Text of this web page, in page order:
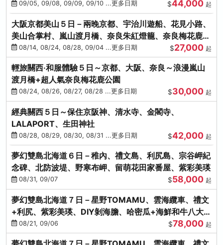
蟹吃到飽
09/05, 09/08, 09/09, 09/10 ...更多日期 $44,000 起
大阪京都美山５日－兩晚京都、宇治川遊船、花見小路、
美山合掌村、嵐山渡月橋、奈良朱紅燈籠、奈良梅花鹿、
流水瀑布電扶梯
08/14, 08/24, 08/28, 09/04 ...更多日期 $27,000 起
輕旅關西‧和服體驗５日～京都、大阪、奈良～浪漫嵐山
渡月橋+超人氣奈良梅花鹿公園
08/24, 08/26, 08/27, 08/28 ...更多日期 $30,000 起
經典關西５日～保住京阪神、清水寺、金閣寺、
LALAPORT、生田神社
08/28, 08/29, 08/30, 08/31 ...更多日期 $42,000 起
夢幻雙島北海道６日－稚內、禮文島、利尻島、宗谷岬紀
念碑、北防波堤、野寒布岬、留萌花田家番屋、紫彩美瑛
08/31, 09/07 $58,000 起
夢幻雙島北海道７日－星野TOMAMU、雲海纜車、禮文
+利尻、紫彩美瑛、DIY剝海膽、哈密瓜+海鮮和牛八大螃
蟹吃到飽
08/21, 09/06 $78,000 起